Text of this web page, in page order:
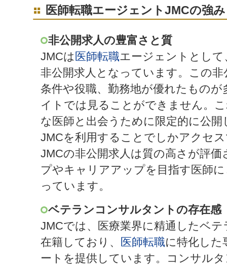
医師転職エージェントJMCの強
非公開求人の豊富さと質
JMCは 医師転職エージェントとし
非公開求人となっています。この
条件や役職、勤務地が優れたものが
イトでは見ることができません。
な医師と出会うために限定的に公
JMCを利用することでしかアクセ
JMCの非公開求人は質の高さが評
プやキャリアアップを目指す医師
っています。
ベテランコンサルタントの存在感
JMCでは、医療業界に精通したベ
在籍しており、
医師転職に特化した
ートを提供しています。コンサル